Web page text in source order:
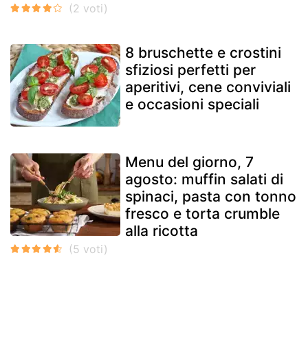
8 bruschette e crostini
sfiziosi perfetti per
aperitivi, cene conviviali
e occasioni speciali
Menu del giorno, 7
agosto: muffin salati di
spinaci, pasta con tonno
fresco e torta crumble
alla ricotta